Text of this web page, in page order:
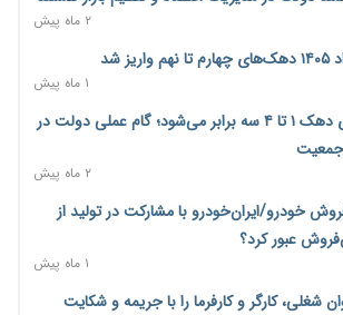
۲ روز پیش
برای تمدید ورود موقت کالا و خودرو تا
۲ ماه پیش
شد
۱ ماه پیش
یارانه خانواده‌های دهک ۱ تا ۴ سه برابر می‌شود؛ گام عملی دولت در
جمعیت
۲ ماه پیش
خودرو/ایران‌خودرو با مشارکت در تولید از
عبور کرد؟
۱ ماه پیش
شغلی، کارگر و کارفرما را با جریمه و شکایت